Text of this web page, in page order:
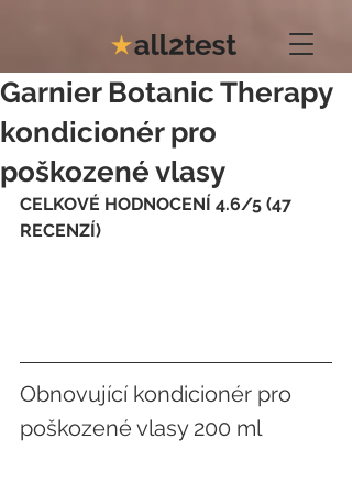
Garnier Botanic Therapy
kondicionér pro
poškozené vlasy
CELKOVÉ HODNOCENÍ 4.6/5 (47
RECENZÍ)
Obnovující kondicionér pro
poškozené vlasy 200 ml